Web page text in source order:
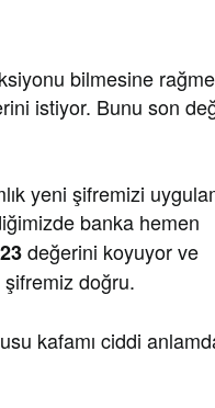
bilmesine
istiyor. Bunu son
yeni şifremizi
banka hemen
değerini koyuyor ve
doğru.
kafamı ciddi